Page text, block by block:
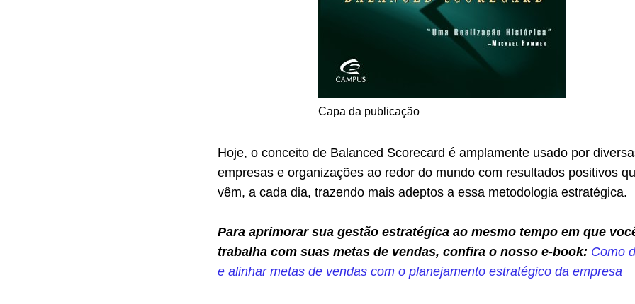
Capa da publicação
Hoje, o conceito de Balanced Scorecard é amplamente usado por
empresas e organizações ao redor do mundo com resultados positivos
vêm, a cada dia, trazendo mais adeptos a essa metodologia estratégica.
Para aprimorar sua gestão estratégica ao mesmo tempo em que
trabalha com suas metas de vendas, confira o nosso e-book: Como
e alinhar metas de vendas com o planejamento estratégico da empresa